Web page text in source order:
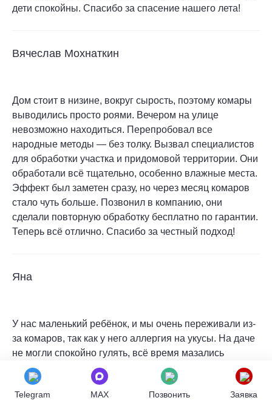
дети спокойны. Спасибо за спасение нашего лета!
Вячеслав Мохнаткин
Дом стоит в низине, вокруг сырость, поэтому комары
выводились просто роями. Вечером на улице
невозможно находиться. Перепробовал все
народные методы — без толку. Вызвал специалистов
для обработки участка и придомовой территории. Они
обработали всё тщательно, особенно влажные места.
Эффект был заметен сразу, но через месяц комаров
стало чуть больше. Позвонил в компанию, они
сделали повторную обработку бесплатно по гарантии.
Теперь всё отлично. Спасибо за честный подход!
Яна
У нас маленький ребёнок, и мы очень переживали из-
за комаров, так как у него аллергия на укусы. На даче
не могли спокойно гулять, всё время мазались
кремами, но они помогали плохо. Решили заказать
профессиональную обработку участка. В компании
нас заверили, что препараты безопасны и быстро
Telegram MAX Позвонить Заявка